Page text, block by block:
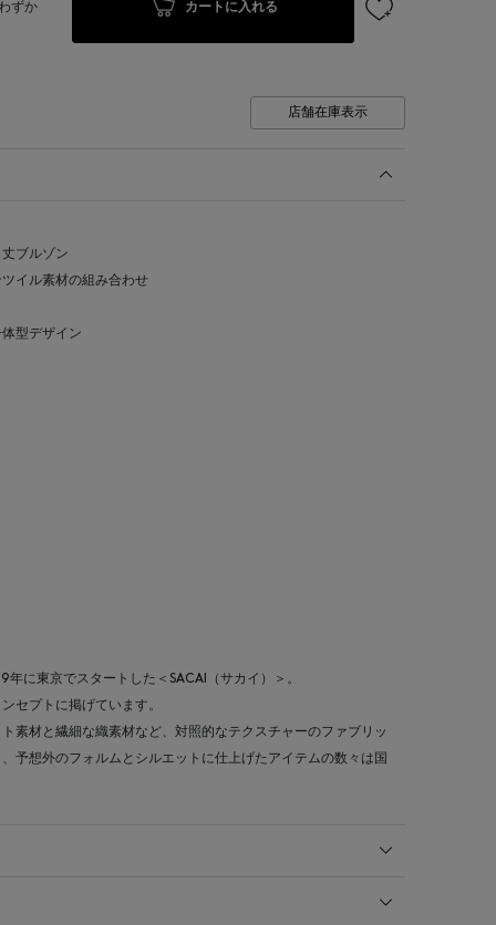
ずか カートに入れる
店舗在庫表示
ブルゾン
イル素材の組み合わせ
型デザイン
に東京でスタートした＜SACAI（サカイ）＞。
セプトに掲げています。
素材と繊細な織素材など、対照的なテクスチャーのファブリッ
予想外のフォルムとシルエットに仕上げたアイテムの数々は国